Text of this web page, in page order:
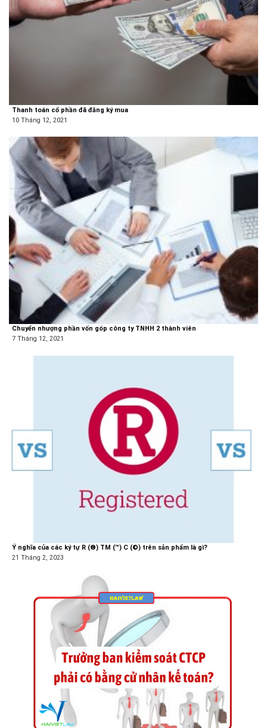
Thanh toán cổ phần đã đăng ký mua
10 Tháng 12, 2021
Chuyển nhượng phần vốn góp công ty TNHH 2 thành viên
7 Tháng 12, 2021
Ý nghĩa của các ký tự R (®) TM (™) C (©) trên sản phẩm là gì?
21 Tháng 2, 2023